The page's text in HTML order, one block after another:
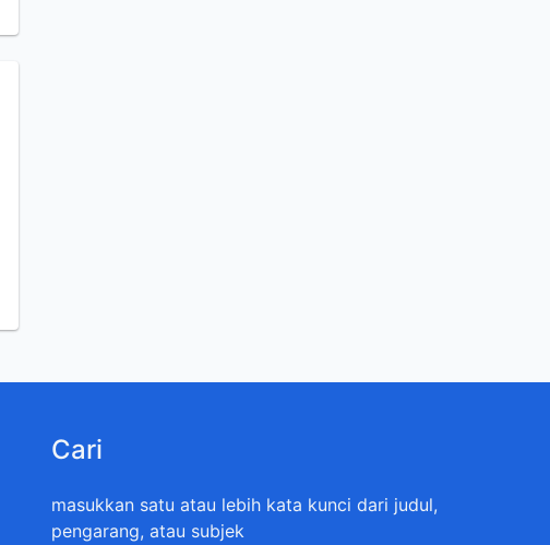
Cari
masukkan satu atau lebih kata kunci dari judul,
pengarang, atau subjek